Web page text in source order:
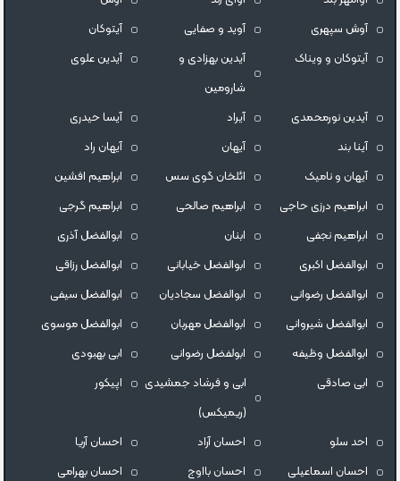
آوش سپهری
آوید و صفایی
آیتوکان
آیتوکان و ویناک
آیدین بهزادی و
شارومین
آیدین علوی
آیدین نورمحمدی آیراد
آیسا حیدری
آینا بند
آیهان
آیهان راد
آیهان و نامیک
ائلخان گوی سس
ابراهیم افشین
ابراهیم درزی حاجی
ابراهیم صالحی
ابراهیم گرجی
ابراهیم نجفی
ابنان
ابوالفضل آذری
ابوالفضل اکبری
ابوالفضل خیابانی
ابوالفضل رزاقی
ابوالفضل رضوانی
ابوالفضل سجادیان
ابوالفضل سیفی
ابوالفضل شیروانی
ابوالفضل مهربان
ابوالفضل موسوی
ابوالفضل وظیفه
ابولفضل رضوانی
ابی بهبودی
ابی صادقی
ابی و فرشاد جمشیدی
(ریمیکس)
اپیکور
احد سلو احسان آراد
احسان آریا
احسان اسماعیلی
احسان بااوج
احسان بهرامی